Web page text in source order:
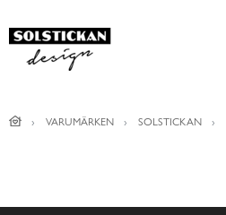
VARUMÄRKEN SOLSTICKAN